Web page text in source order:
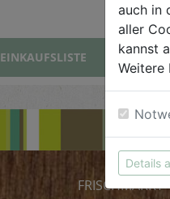
EINKAUFSLISTE
FRISCHMARKT
auch in
aller
kannst
Weitere
Details